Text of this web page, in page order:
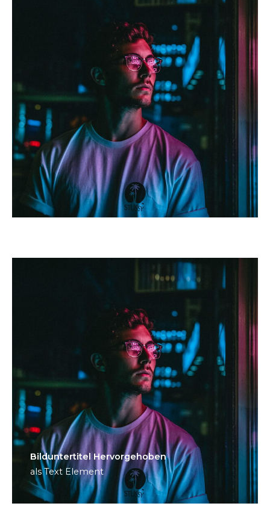
Bild­unter­titel Hervorgehoben
als Text Element